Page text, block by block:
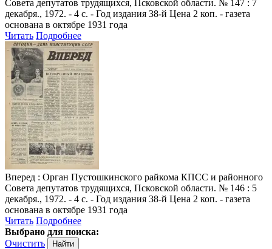
Совета депутатов трудящихся, Псковской области. № 147 : 7
декабря., 1972. - 4 с. - Год издания 38-й Цена 2 коп. - газета
основана в октябре 1931 года
Читать Подробнее
Вперед : Орган Пустошкинского райкома КПСС и районного
Совета депутатов трудящихся, Псковской области. № 146 : 5
декабря., 1972. - 4 с. - Год издания 38-й Цена 2 коп. - газета
основана в октябре 1931 года
Читать Подробнее
Выбрано для поиска:
Очистить